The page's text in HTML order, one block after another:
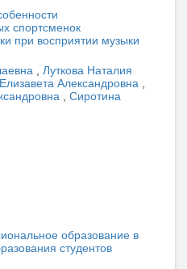
спортсменок
при восприятии музыки
, Луткова Наталия
Александровна ,
, Сиротина
образование в
студентов